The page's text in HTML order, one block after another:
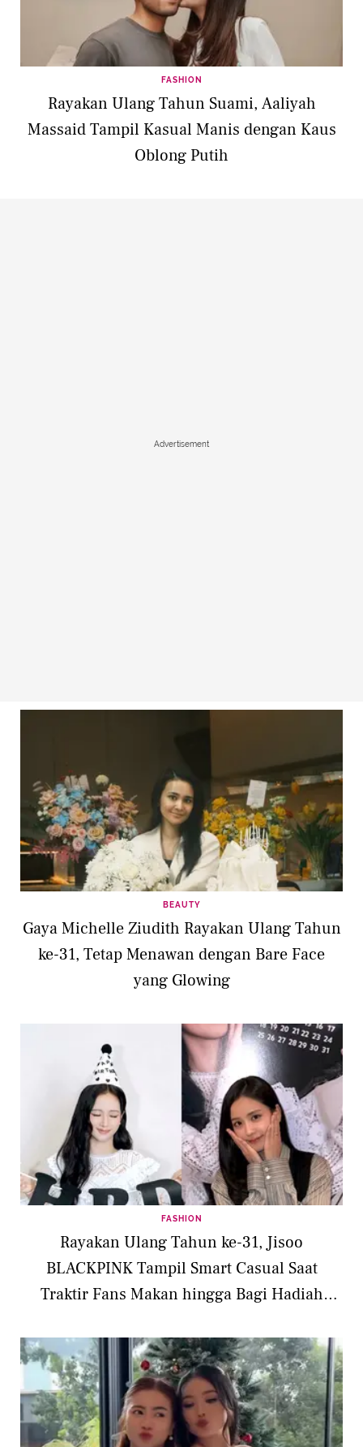
FASHION
Rayakan Ulang Tahun Suami, Aaliyah
Massaid Tampil Kasual Manis dengan Kaus
Oblong Putih
Advertisement
BEAUTY
Gaya Michelle Ziudith Rayakan Ulang Tahun
ke-31, Tetap Menawan dengan Bare Face
yang Glowing
FASHION
Rayakan Ulang Tahun ke-31, Jisoo
BLACKPINK Tampil Smart Casual Saat
Traktir Fans Makan hingga Bagi Hadiah